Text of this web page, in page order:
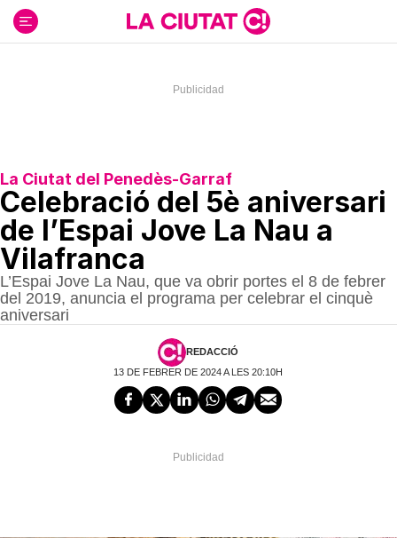
contenido
La Ciutat del Penedès-Garraf
Celebració del 5è aniversari
de l’Espai Jove La Nau a
Vilafranca
L’Espai Jove La Nau, que va obrir portes el 8 de febrer
del 2019, anuncia el programa per celebrar el cinquè
aniversari
REDACCIÓ
13 DE FEBRER DE 2024 A LES 20:10H